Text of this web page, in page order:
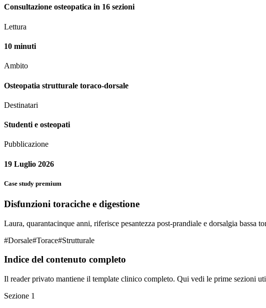
Consultazione osteopatica in 16 sezioni
Lettura
10 minuti
Ambito
Osteopatia strutturale toraco-dorsale
Destinatari
Studenti e osteopati
Pubblicazione
19 Luglio 2026
Case study premium
Disfunzioni toraciche e digestione
Laura, quarantacinque anni, riferisce pesantezza post-prandiale e dorsalgia bassa
#Dorsale#Torace#Strutturale
Indice del contenuto completo
Il reader privato mantiene il template clinico completo. Qui vedi le prime sezioni
Sezione 1